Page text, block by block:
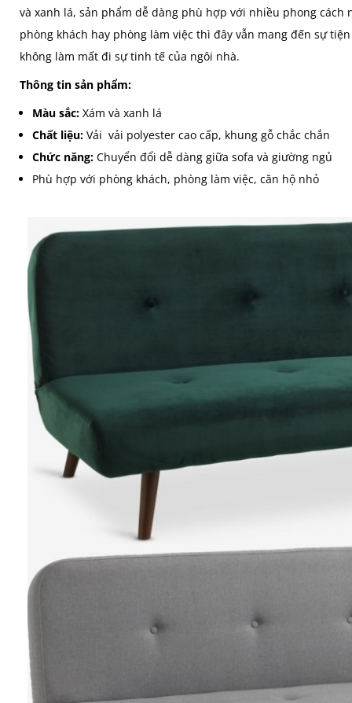
và xanh lá, sản phẩm dễ dàng phù hợp với nhiều phong cách
phòng khách hay phòng làm việc thì đây vẫn mang đến sự
không làm mất đi sự tinh tế của ngôi nhà.
Thông tin sản phẩm:
Màu sắc: Xám và xanh lá
Chất liệu: Vải vải polyester cao cấp, khung gỗ chắc chắn
Chức năng: Chuyển đổi dễ dàng giữa sofa và giường ngủ
Phù hợp với phòng khách, phòng làm việc, căn hộ nhỏ